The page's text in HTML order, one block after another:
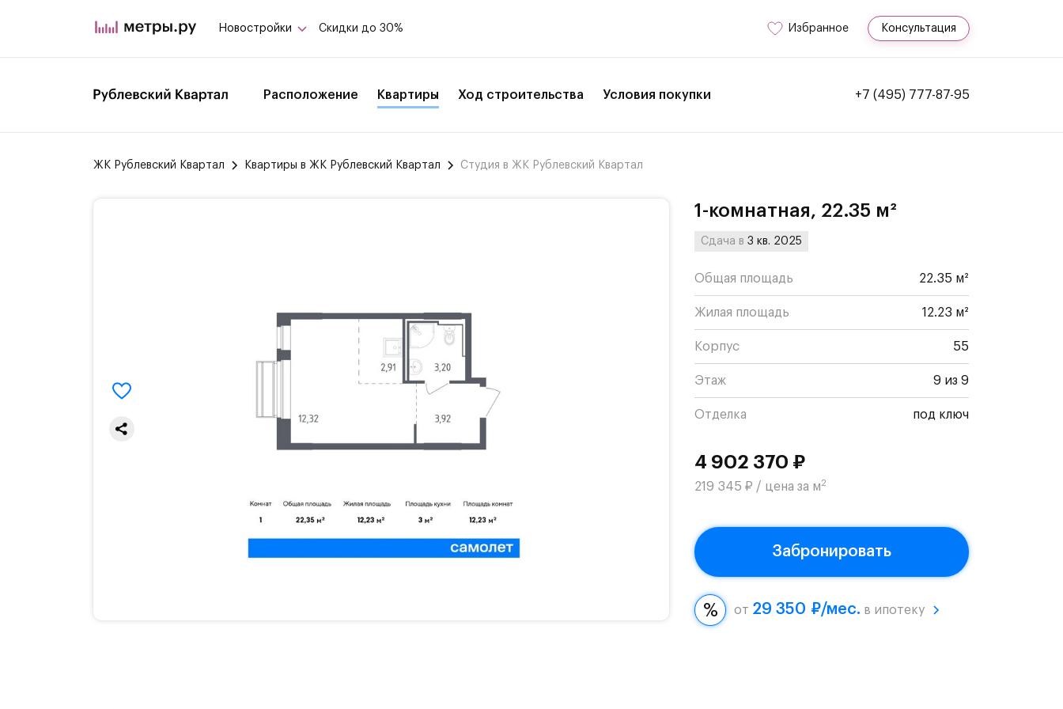
Новостройки Скидки до 30% Избранное Консультация
Расположение Квартиры Ход строительства Условия покупки +7 (495) 777-87-95
ЖК Рублевский Квартал Квартиры в ЖК Рублевский Квартал Студия в ЖК Рублевский Квартал
1-комнатная, 22.35 м²
Сдача в3 кв. 2025
Общая площадь 22.35 м²
Жилая площадь 12.23 м²
Корпус 55
Этаж 9 из 9
Отделка под ключ
4 902 370 ₽
219 345 ₽ / цена за м2
Забронировать
от 29 350 ₽/мес. в ипотеку